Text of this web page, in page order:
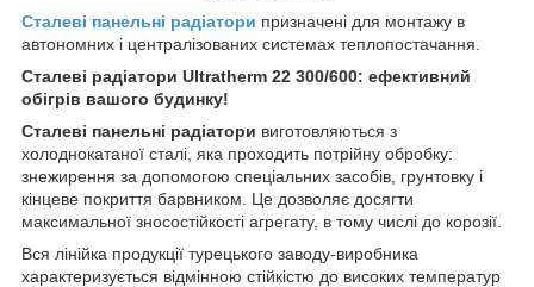
Сталеві панельні радіатори призначені для монтажу в
автономних і централізованих системах теплопостачання.
Сталеві радіатори Ultratherm 22 300/600: ефективний
обігрів вашого будинку!
Сталеві панельні радіатори виготовляються з
холоднокатаної сталі, яка проходить потрійну обробку:
знежирення за допомогою спеціальних засобів, грунтовку і
кінцеве покриття барвником. Це дозволяє досягти
максимальної зносостійкості агрегату, в тому числі до корозії.
Вся лінійка продукції турецького заводу-виробника
характеризується відмінною стійкістю до високих температур